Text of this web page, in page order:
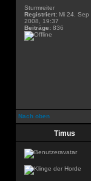
Sturmreiter
Registriert: Mi 24. Sep
2008, 19:37
Beiträge: 836
Nach oben
Timus